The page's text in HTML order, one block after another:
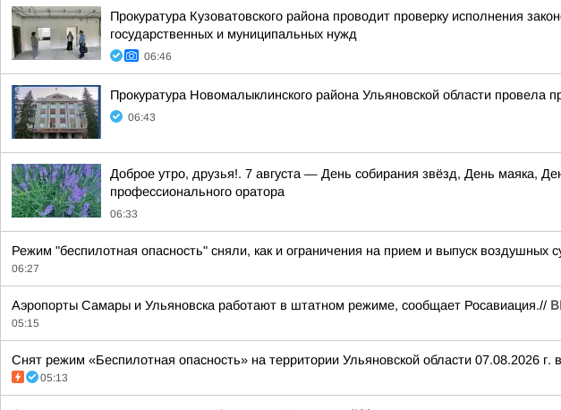
Прокуратура Кузоватовского района проводит проверку исполнения
государственных и муниципальных нужд
06:46
Прокуратура Новомалыклинского района Ульяновской области провела
06:43
Доброе утро, друзья!. 7 августа — День собирания звёзд, День маяка,
профессионального оратора
06:33
Режим "беспилотная опасность" сняли, как и ограничения на прием и выпуск воздушных
06:27
Аэропорты Самары и Ульяновска работают в штатном режиме, сообщает Росавиация.//
05:15
Снят режим «Беспилотная опасность» на территории Ульяновской области 07.08.2026
05:13